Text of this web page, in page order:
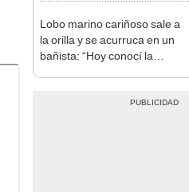
Lobo marino cariñoso sale a
la orilla y se acurruca en un
bañista: “Hoy conocí la